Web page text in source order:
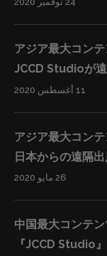
アジア最大コン
JCCD Studioが
11 أغسطس 2020
アジア最大コン
日本からの遠隔
26 مايو 2020
中国最大コンテ
『JCCD Studio